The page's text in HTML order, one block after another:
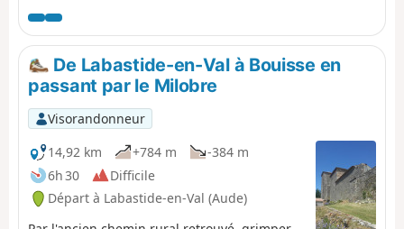
De Labastide-en-Val à Bouisse en
passant par le Milobre
Visorandonneur
14,92 km
+784 m
-384 m
6h 30
Difficile
Départ à Labastide-en-Val (Aude)